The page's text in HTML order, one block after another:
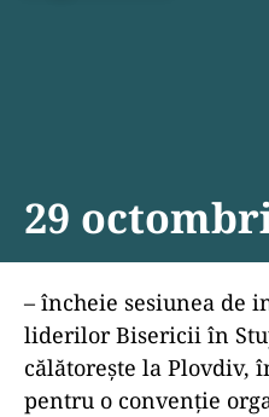
29
– încheie sesiunea de
liderilor Bisericii în
călătorește la Plovdiv,
pentru o convenție